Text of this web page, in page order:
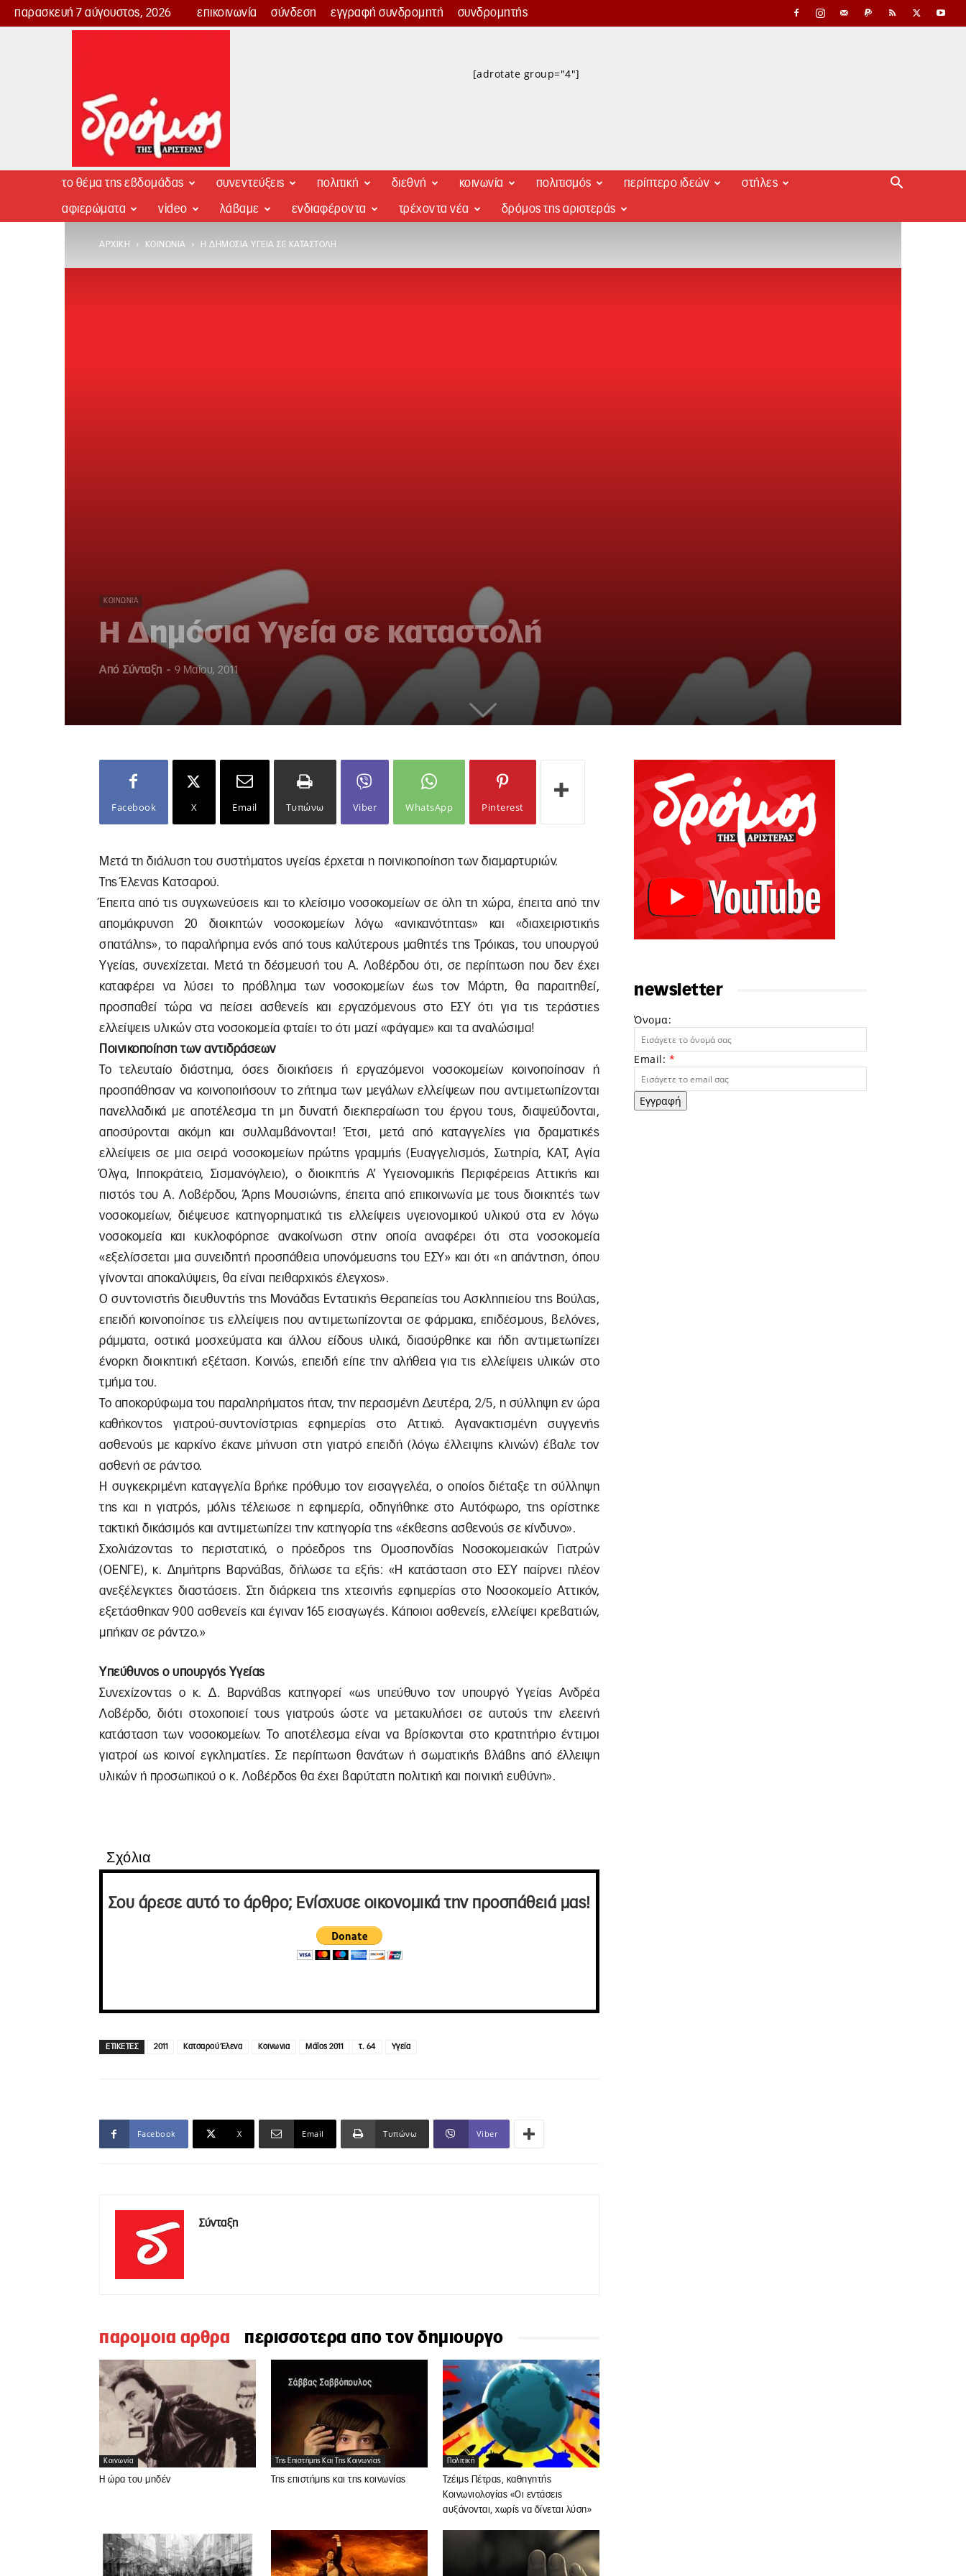
παρασκευή 7 αύγουστος, 2026 επικοινωνία σύνδεση εγγραφή συνδρομητή συνδρομητής
Δρόμος
[adrotate group="4"]
το θέμα της εβδομάδας συνεντεύξεις πολιτική διεθνή κοινωνία πολιτισμός περίπτερο ιδεών στήλες
αφιερώματα video λάβαμε ενδιαφέροντα τρέχοντα νέα δρόμος της αριστεράς
ΑΡΧΙΚΉ ΚΟΙΝΩΝΊΑ Η ΔΗΜΌΣΙΑ ΥΓΕΊΑ ΣΕ ΚΑΤΑΣΤΟΛΉ
ΚΟΙΝΩΝΊΑ
Η Δημόσια Υγεία σε καταστολή
Από Σύνταξη - 9 Μαΐου, 2011
Facebook X Email Τυπώνω Viber WhatsApp Pinterest
Μετά τη διάλυση του συστήματος υγείας έρχεται η ποινικοποίηση των διαμαρτυριών.
Της Έλενας Κατσαρού.
Έπειτα από τις συγχωνεύσεις και το κλείσιμο νοσοκομείων σε όλη τη χώρα, έπειτα από την
απομάκρυνση 20 διοικητών νοσοκομείων λόγω «ανικανότητας» και «διαχειριστικής
σπατάλης», το παραλήρημα ενός από τους καλύτερους μαθητές της Τρόικας, του υπουργού
Υγείας, συνεχίζεται. Μετά τη δέσμευσή του Α. Λοβέρδου ότι, σε περίπτωση που δεν έχει
καταφέρει να λύσει το πρόβλημα των νοσοκομείων έως τον Μάρτη, θα παραιτηθεί,
προσπαθεί τώρα να πείσει ασθενείς και εργαζόμενους στο ΕΣΥ ότι για τις τεράστιες
ελλείψεις υλικών στα νοσοκομεία φταίει το ότι μαζί «φάγαμε» και τα αναλώσιμα!
Ποινικοποίηση των αντιδράσεων
Το τελευταίο διάστημα, όσες διοικήσεις ή εργαζόμενοι νοσοκομείων κοινοποίησαν ή
προσπάθησαν να κοινοποιήσουν το ζήτημα των μεγάλων ελλείψεων που αντιμετωπίζονται
πανελλαδικά με αποτέλεσμα τη μη δυνατή διεκπεραίωση του έργου τους, διαψεύδονται,
αποσύρονται ακόμη και συλλαμβάνονται! Έτσι, μετά από καταγγελίες για δραματικές
ελλείψεις σε μια σειρά νοσοκομείων πρώτης γραμμής (Ευαγγελισμός, Σωτηρία, ΚΑΤ, Αγία
Όλγα, Ιπποκράτειο, Σισμανόγλειο), ο διοικητής Α’ Υγειονομικής Περιφέρειας Αττικής και
πιστός του Α. Λοβέρδου, Άρης Μουσιώνης, έπειτα από επικοινωνία με τους διοικητές των
νοσοκομείων, διέψευσε κατηγορηματικά τις ελλείψεις υγειονομικού υλικού στα εν λόγω
νοσοκομεία και κυκλοφόρησε ανακοίνωση στην οποία αναφέρει ότι στα νοσοκομεία
«εξελίσσεται μια συνειδητή προσπάθεια υπονόμευσης του ΕΣΥ» και ότι «η απάντηση, όπου
γίνονται αποκαλύψεις, θα είναι πειθαρχικός έλεγχος».
Ο συντονιστής διευθυντής της Μονάδας Εντατικής Θεραπείας του Ασκληπιείου της Βούλας,
επειδή κοινοποίησε τις ελλείψεις που αντιμετωπίζονται σε φάρμακα, επιδέσμους, βελόνες,
ράμματα, οστικά μοσχεύματα και άλλου είδους υλικά, διασύρθηκε και ήδη αντιμετωπίζει
ένορκη διοικητική εξέταση. Κοινώς, επειδή είπε την αλήθεια για τις ελλείψεις υλικών στο
τμήμα του.
Το αποκορύφωμα του παραληρήματος ήταν, την περασμένη Δευτέρα, 2/5, η σύλληψη εν ώρα
καθήκοντος γιατρού-συντονίστριας εφημερίας στο Αττικό. Αγανακτισμένη συγγενής
ασθενούς με καρκίνο έκανε μήνυση στη γιατρό επειδή (λόγω έλλειψης κλινών) έβαλε τον
ασθενή σε ράντσο.
Η συγκεκριμένη καταγγελία βρήκε πρόθυμο τον εισαγγελέα, ο οποίος διέταξε τη σύλληψη
της και η γιατρός, μόλις τέλειωσε η εφημερία, οδηγήθηκε στο Αυτόφωρο, της ορίστηκε
τακτική δικάσιμός και αντιμετωπίζει την κατηγορία της «έκθεσης ασθενούς σε κίνδυνο».
Σχολιάζοντας το περιστατικό, ο πρόεδρος της Ομοσπονδίας Νοσοκομειακών Γιατρών
(ΟΕΝΓΕ), κ. Δημήτρης Βαρνάβας, δήλωσε τα εξής: «Η κατάσταση στο ΕΣΥ παίρνει πλέον
ανεξέλεγκτες διαστάσεις. Στη διάρκεια της χτεσινής εφημερίας στο Νοσοκομείο Αττικόν,
εξετάσθηκαν 900 ασθενείς και έγιναν 165 εισαγωγές. Κάποιοι ασθενείς, ελλείψει κρεβατιών,
μπήκαν σε ράντζο.»
Υπεύθυνος ο υπουργός Υγείας
Συνεχίζοντας ο κ. Δ. Βαρνάβας κατηγορεί «ως υπεύθυνο τον υπουργό Υγείας Ανδρέα
Λοβέρδο, διότι στοχοποιεί τους γιατρούς ώστε να μετακυλήσει σε αυτούς την ελεεινή
κατάσταση των νοσοκομείων. Το αποτέλεσμα είναι να βρίσκονται στο κρατητήριο έντιμοι
γιατροί ως κοινοί εγκληματίες. Σε περίπτωση θανάτων ή σωματικής βλάβης από έλλειψη
υλικών ή προσωπικού ο κ. Λοβέρδος θα έχει βαρύτατη πολιτική και ποινική ευθύνη».
Σχόλια
Σου άρεσε αυτό το άρθρο; Ενίσχυσε οικονομικά την προσπάθειά μας!
ΕΤΙΚΕΤΕΣ 2011 Κατσαρού Έλενα Κοινωνια Μάϊος 2011 τ. 64 Υγεία
Facebook X Email Τυπώνω Viber
Σύνταξη
παρομοια αρθρα περισσοτερα απο τον δημιουργο
Κοινωνία
Η ώρα του μηδέν
Της Επιστήμης Και Της Κοινωνίας
Της επιστήμης και της κοινωνίας
Πολιτική
Τζέιμς Πέτρας, καθηγητής
Κοινωνιολογίας «Οι εντάσεις
αυξάνονται, χωρίς να δίνεται λύση»
newsletter
Όνομα:
Email: *
Εγγραφή